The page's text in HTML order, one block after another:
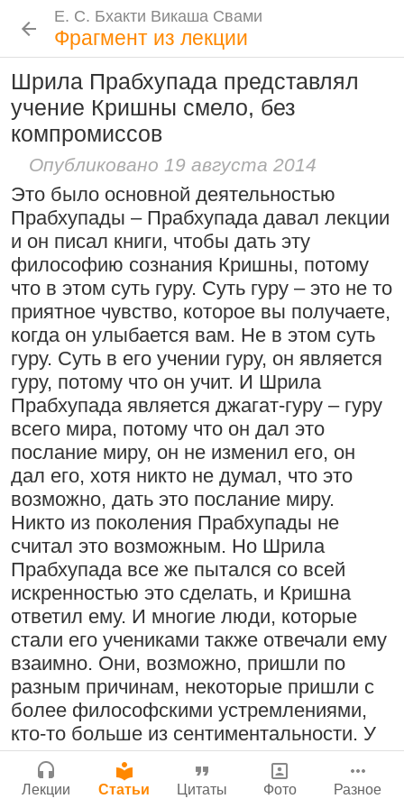
Е. С. Бхакти Викаша Свами
Лекции
Новые История Популярные
Резкие слова для Нараяны
46:40 1 октября 2008
Токио, Япония
Бог, наука и атеизм, часть 2: Хвала
слушателям!
9:25 |17 июля 2024|
Атланта, Джорджия, США
Поклоняться Бхактивиноду Тхакуру,
исполняя его бхаджаны
1:14:02 |12 сентября
Бойсе, Айдахо, США
Радхарани — глава департамента
служений
1:05:35 |7 сентября 2008
Орегон, США
Деятельность на благо всех живых
существ
33:28 |30 ноября 2019|
Е. С. Бхакти Викаша Свами
Фрагмент из лекции
Шрила Прабхупада представлял
учение Кришны смело, без
компромиссов
Опубликовано 19 августа 2014
Это было основной деятельностью
Прабхупады – Прабхупада давал лекции
и он писал книги, чтобы дать эту
философию сознания Кришны, потому
что в этом суть гуру. Суть гуру – это не то
приятное чувство, которое вы получаете,
когда он улыбается вам. Не в этом суть
гуру. Суть в его учении гуру, он является
гуру, потому что он учит. И Шрила
Прабхупада является джагат-гуру – гуру
всего мира, потому что он дал это
послание миру, он не изменил его, он
дал его, хотя никто не думал, что это
возможно, дать это послание миру.
Никто из поколения Прабхупады не
считал это возможным. Но Шрила
Прабхупада все же пытался со всей
искренностью это сделать, и Кришна
ответил ему. И многие люди, которые
стали его учениками также отвечали ему
взаимно. Они, возможно, пришли по
разным причинам, некоторые пришли с
более философскими устремлениями,
кто-то больше из сентиментальности. У
каждого – разные случаи. Но для всех
Шрила Прабхупада учил философии
Е. С. Бхакти Викаша Свами
Цитаты Шрилы Прабхупады
Проповеднические принципы, данные
Шри Чайтаньей Махапрабху
6 августа 2026
Следовать по стопам ачарьев
4 августа 2026
Молитвы Санатаны Госвами к Господу
Чайтанье
29 июля 2026
Нектар имени Кришны
24 июля 2026
Подрыватели доверия к себе
22 июля 2026
Милость Кришны, проявляющаяся в
Е. С. Бхакти Викаша Свами
Фотоальбом
Шраванам-киртанам в Васильево 2026
Джанмаштами в Тбилиси 2025
Шрила Прабхупада
Биография | Книги|Цитаты
Лекции и беседы |Подношения
Бхакти Викаша Свами
Биография|Книги
Скачать все лекции |
Подношения учеников
Инициация
Общие стандарты|
Требования Махараджа
Видеоканалы
YouTube|ВК Видео|Дзен| RuTube
Ссылки
Контакты
Сайт
Войти| Регистрация|История версий
Инструкция
Лекции Статьи Цитаты Фото Разное